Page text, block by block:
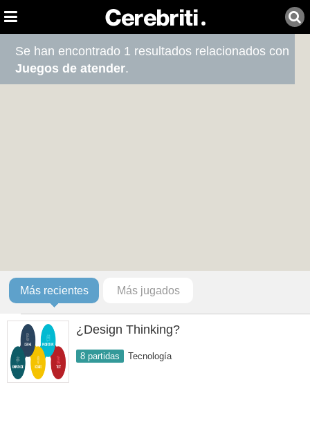
Se han encontrado 1 resultados relacionados con
Juegos de atender.
Más recientes Más jugados
¿Design Thinking?
8 partidas Tecnología